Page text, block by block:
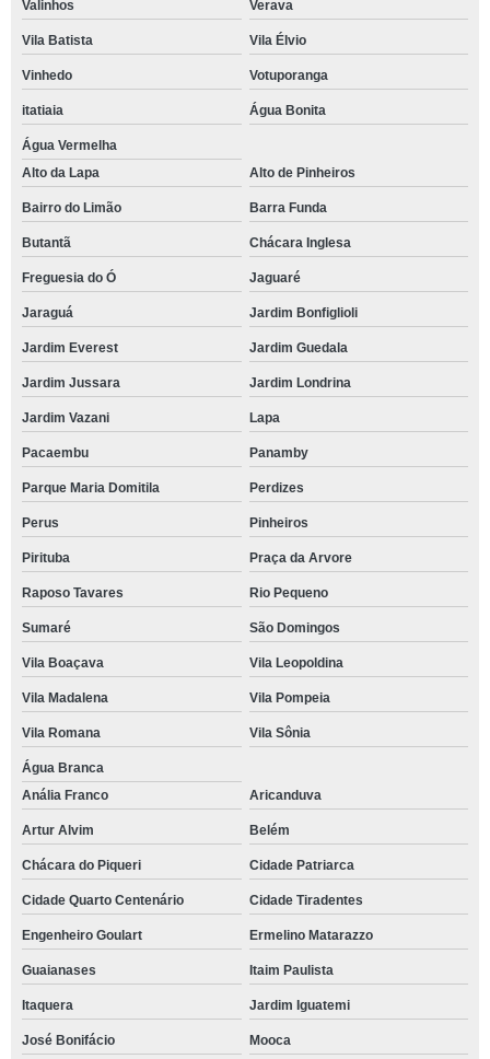
Valinhos Verava
Vila Batista Vila Élvio
Vinhedo Votuporanga
itatiaia Água Bonita
Água Vermelha
Alto da Lapa
Alto de Pinheiros
Bairro do Limão Barra Funda
Butantã Chácara Inglesa
Freguesia do Ó Jaguaré
Jaraguá Jardim Bonfiglioli
Jardim Everest Jardim Guedala
Jardim Jussara Jardim Londrina
Jardim Vazani Lapa
Pacaembu Panamby
Parque Maria Domitila Perdizes
Perus Pinheiros
Pirituba Praça da Arvore
Raposo Tavares Rio Pequeno
Sumaré São Domingos
Vila Boaçava Vila Leopoldina
Vila Madalena Vila Pompeia
Vila Romana Vila Sônia
Água Branca
Anália Franco
Aricanduva
Artur Alvim Belém
Chácara do Piqueri Cidade Patriarca
Cidade Quarto Centenário Cidade Tiradentes
Engenheiro Goulart Ermelino Matarazzo
Guaianases Itaim Paulista
Itaquera Jardim Iguatemi
José Bonifácio Mooca